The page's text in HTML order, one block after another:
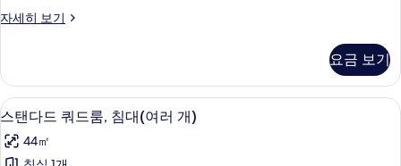
룸
진
모
두
보
자세히 보기
스
트
리
플
자
세
요금 보기
스
탠
다
노트북 작업 공간, 암막 커튼, 무료
6
스탠다드 쿼드룸, 침대(여러 개)
44㎡